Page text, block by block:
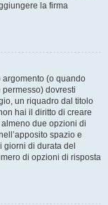
la firma
(o quando
dovresti
un riquadro dal titolo
hai il diritto di creare
due opzioni di
spazio e
giorni di durata del
di opzioni di risposta